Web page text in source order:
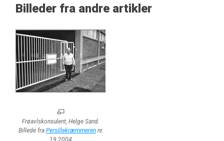
Billeder fra andre artikler
Frøavlskonsulent, Helge Sand.
Billede fra Persillekræmmerennr.
19 2004